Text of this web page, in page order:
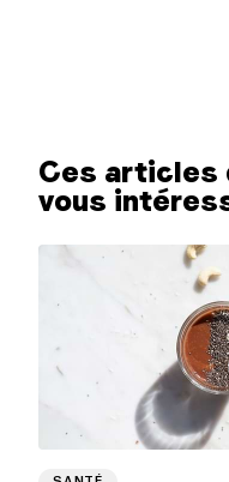
Ces articles
vous